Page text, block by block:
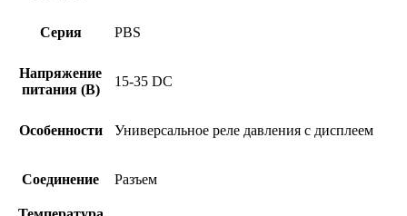
Серия PBS
Напряжение
питания (В)
15-35 DC
Особенности Универсальное реле давления с дисплеем
Соединение Разъем